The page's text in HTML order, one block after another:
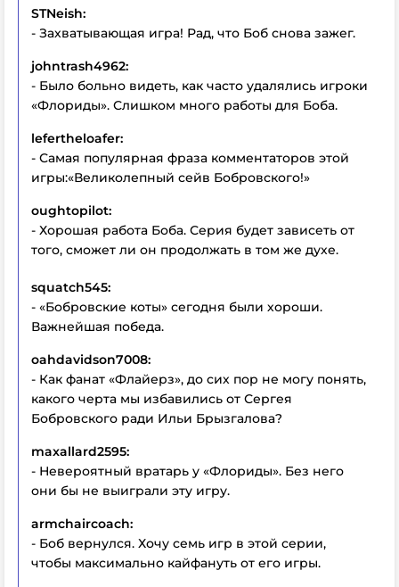
STNeish:
- Захватывающая игра! Рад, что Боб снова зажег.
johntrash4962:
- Было больно видеть, как часто удалялись игроки
«Флориды». Слишком много работы для Боба.
lefertheloafer:
- Самая популярная фраза комментаторов этой
игры:«Великолепный сейв Бобровского!»
oughtopilot:
- Хорошая работа Боба. Серия будет зависеть от
того, сможет ли он продолжать в том же духе.
squatch545:
- «Бобровские коты» сегодня были хороши.
Важнейшая победа.
oahdavidson7008:
- Как фанат «Флайерз», до сих пор не могу понять,
какого черта мы избавились от Сергея
Бобровского ради Ильи Брызгалова?
maxallard2595:
- Невероятный вратарь у «Флориды». Без него
они бы не выиграли эту игру.
armchaircoach:
- Боб вернулся. Хочу семь игр в этой серии,
чтобы максимально кайфануть от его игры.